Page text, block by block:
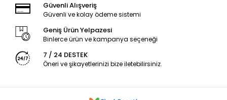
Güvenli Alışveriş
Güvenli ve kolay ödeme sistemi
Geniş Ürün Yelpazesi
Binlerce ürün ve kampanya seçeneği
7 / 24 DESTEK
Öneri ve şikayetlerinizi bize iletebilirsiniz.